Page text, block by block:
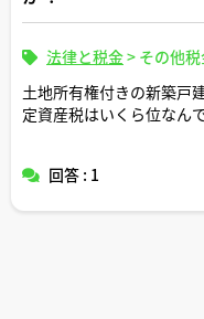
法律と税金> その他
土地所有権付きの新築戸
定資産税はいくら位なん
回答 : 1